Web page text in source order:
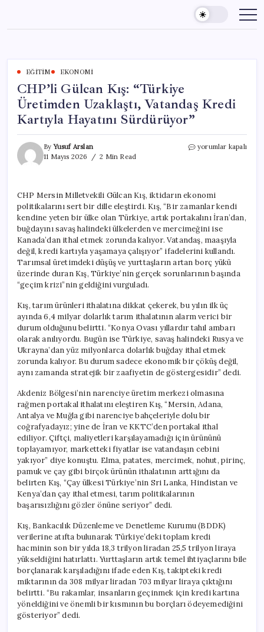
content
EĞITIM EKONOMI
CHP’li Gülcan Kış: “Türkiye
Üretimden Uzaklaştı, Vatandaş Kredi
Kartıyla Hayatını Sürdürüyor”
ByYusuf Arslan
11 Mayıs 2026
2 Min Read
CHP’li
Uzaklaştı,
Vatandaş
Kredi
Kartıyla
Hayatını
Sürdürüyor”
için
yorumlar kapalı
CHP Mersin Milletvekili Gülcan Kış, iktidarın ekonomi
politikalarını sert bir dille eleştirdi. Kış, “Bir zamanlar kendi
kendine yeten bir ülke olan Türkiye, artık portakalını İran’dan,
buğdayını savaş halindeki ülkelerden ve mercimeğini ise
Kanada’dan ithal etmek zorunda kalıyor. Vatandaş, maaşıyla
değil, kredi kartıyla yaşamaya çalışıyor” ifadelerini kullandı.
Tarımsal üretimdeki düşüş ve yurttaşların artan borç yükü
üzerinde duran Kış, Türkiye’nin gerçek sorunlarının başında
“geçim krizi”nin geldiğini vurguladı.
Kış, tarım ürünleri ithalatına dikkat çekerek, bu yılın ilk üç
ayında 6,4 milyar dolarlık tarım ithalatının alarm verici bir
durum olduğunu belirtti. “Konya Ovası yıllardır tahıl ambarı
olarak anılıyordu. Bugün ise Türkiye, savaş halindeki Rusya ve
Ukrayna’dan yüz milyonlarca dolarlık buğday ithal etmek
zorunda kalıyor. Bu durum sadece ekonomik bir çöküş değil,
aynı zamanda stratejik bir zaafiyetin de göstergesidir” dedi.
Akdeniz Bölgesi’nin narenciye üretim merkezi olmasına
rağmen portakal ithalatını eleştiren Kış, “Mersin, Adana,
Antalya ve Muğla gibi narenciye bahçeleriyle dolu bir
coğrafyadayız; yine de İran ve KKTC’den portakal ithal
ediliyor. Çiftçi, maliyetleri karşılayamadığı için ürününü
toplayamıyor, marketteki fiyatlar ise vatandaşın cebini
yakıyor” diye konuştu. Elma, patates, mercimek, nohut, pirinç,
pamuk ve çay gibi birçok ürünün ithalatının arttığını da
belirten Kış, “Çay ülkesi Türkiye’nin Sri Lanka, Hindistan ve
Kenya’dan çay ithal etmesi, tarım politikalarının
başarısızlığını gözler önüne seriyor” dedi.
Kış, Bankacılık Düzenleme ve Denetleme Kurumu (BDDK)
verilerine atıfta bulunarak Türkiye’deki toplam kredi
hacminin son bir yılda 18,3 trilyon liradan 25,5 trilyon liraya
yükseldiğini hatırlattı. Yurttaşların artık temel ihtiyaçlarını bile
borçlanarak karşıladığını ifade eden Kış, takipteki kredi
miktarının da 308 milyar liradan 703 milyar liraya çıktığını
belirtti. “Bu rakamlar, insanların geçinmek için kredi kartına
yöneldiğini ve önemli bir kısmının bu borçları ödeyemediğini
gösteriyor” dedi.